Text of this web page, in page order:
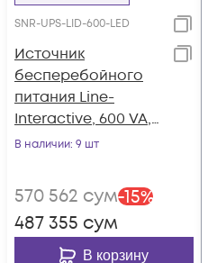
SNR-UPS-LID-600-LED
Источник
бесперебойного
питания Line-
Interactive, 600 VA,
LED
В наличии: 9 шт
570 562 сум-15%
487 355 сум
В корзину